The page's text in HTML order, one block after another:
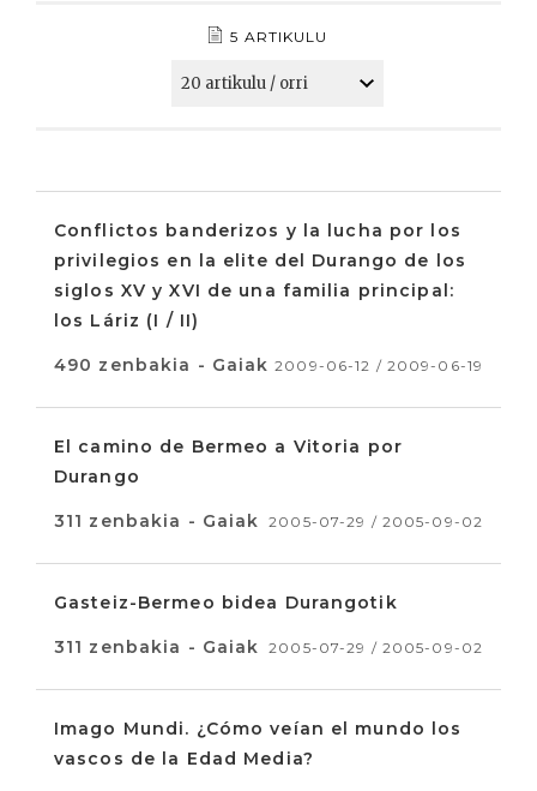
5 ARTIKULU
Conflictos banderizos y la lucha por los
privilegios en la elite del Durango de los
siglos XV y XVI de una familia principal:
los Láriz (I / II)
490 zenbakia - Gaiak 2009-06-12 / 2009-06-19
El camino de Bermeo a Vitoria por
Durango
311 zenbakia - Gaiak 2005-07-29 / 2005-09-02
Gasteiz-Bermeo bidea Durangotik
311 zenbakia - Gaiak 2005-07-29 / 2005-09-02
Imago Mundi. ¿Cómo veían el mundo los
vascos de la Edad Media?